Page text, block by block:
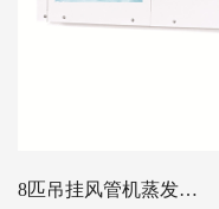
8匹吊挂风管机蒸发…